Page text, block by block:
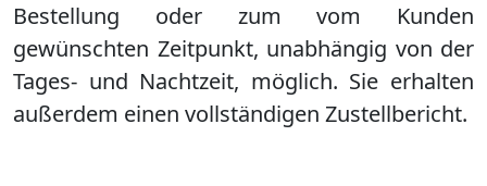
Bestellung oder zum vom Kunden
gewünschten Zeitpunkt, unabhängig von der
Tages- und Nachtzeit, möglich. Sie erhalten
außerdem einen vollständigen Zustellbericht.